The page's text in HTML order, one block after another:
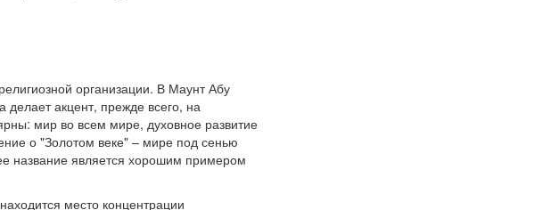
организации. В Маунт Абу
акцент, прежде всего, на
мир во всем мире, духовное развитие
о "Золотом веке" – мире под сенью
название является хорошим примером
место концентрации